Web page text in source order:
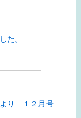
た。
より １２月号